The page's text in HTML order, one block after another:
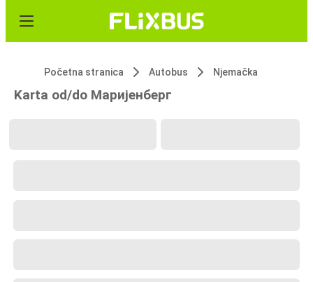
Početna stranica Autobus Njemačka
Karta od/do Маријенберг